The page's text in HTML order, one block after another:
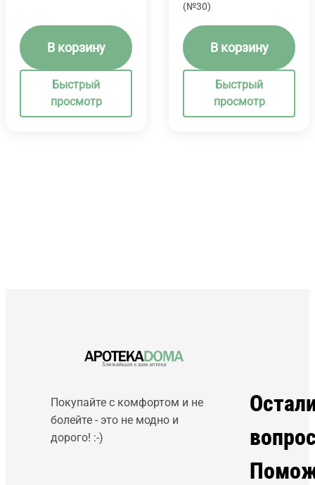
В корзину
Быстрый
просмотр
(№30)
В корзину
Быстрый
просмотр
Покупайте с комфортом и не
болейте - это не модно и
дорого! :-)